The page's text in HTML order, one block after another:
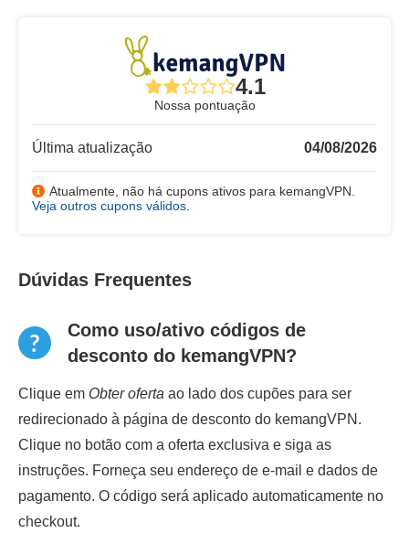
4.1
Nossa pontuação
Última atualização 04/08/2026
Atualmente, não há cupons ativos para kemangVPN.
Veja outros cupons válidos
Dúvidas Frequentes
Como uso/ativo códigos de
desconto do kemangVPN?
Clique em Obter oferta ao lado dos cupões para ser
redirecionado à página de desconto do kemangVPN.
Clique no botão com a oferta exclusiva e siga as
instruções. Forneça seu endereço de e-mail e dados de
pagamento. O código será aplicado automaticamente no
checkout.